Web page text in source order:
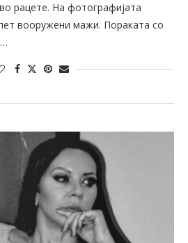
рацете. На фотографијата
вооружени мажи. Пораката со